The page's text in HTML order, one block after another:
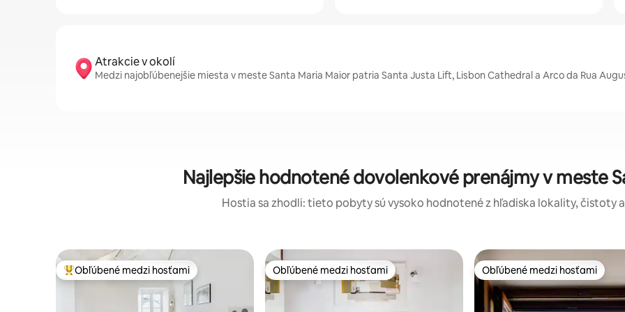
Atrakcie v okolí
Medzi najobľúbenejšie miesta v meste Santa Maria Maior patria Santa Justa Lift, Lisbon Cathedral a Arco da Rua
Najlepšie hodnotené dovolenkové prenájmy v meste
Hostia sa zhodli: tieto pobyty sú vysoko hodnotené z hľadiska lokality, čistoty
Najobľúbenejšie medzi hosťami
Obľúbené medzi hosťami Obľúbené medzi hosťami
Obľúbené medzi hosťami Obľúbené medzi hosťami
Obľúbené medzi hosťami